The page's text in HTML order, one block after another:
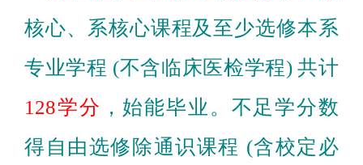
核心、系核心课程及至少选修本系
专业学程 (不含临床医检学程) 共计
128学分 ，始能毕业。不足学分数
得自由选修除通识课程 (含校定必